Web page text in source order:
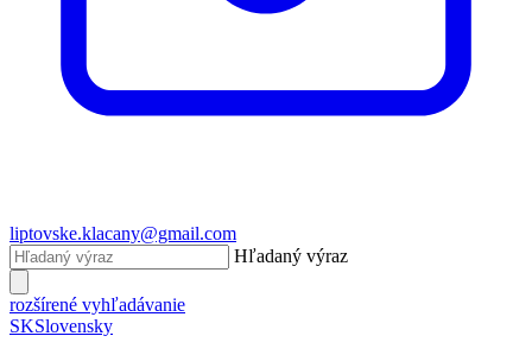
liptovske.klacany@gmail.com
Hľadaný výraz
rozšírené vyhľadávanie
SKSlovensky